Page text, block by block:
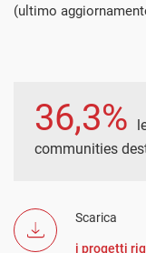
(ultimo
36,3%
communities
Scarica
i progetti